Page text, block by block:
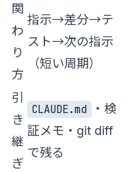
関
わ
り
方
指示→差分→テ
スト→次の指示
（短い周期）
引
き
継
ぎ
CLAUDE.md
・検
証メモ・git diff
で残る